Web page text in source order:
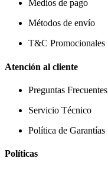
Medios de pago
Métodos de envío
T&C Promocionales
Atención al cliente
Preguntas Frecuentes
Servicio Técnico
Política de Garantías
Políticas